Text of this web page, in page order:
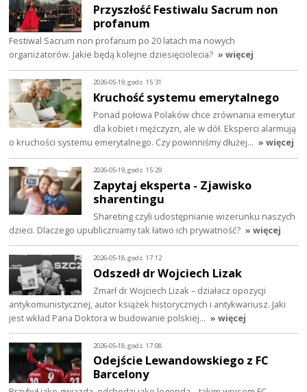
Przyszłość Festiwalu Sacrum non
profanum
Festiwal Sacrum non profanum po 20 latach ma nowych
organizatorów. Jakie będą kolejne dziesięciolecia? » więcej
2026-05-19, godz. 15:31
Kruchość systemu emerytalnego
Ponad połowa Polaków chce zrównania emerytur
dla kobiet i mężczyzn, ale w dół. Eksperci alarmują
o kruchości systemu emerytalnego. Czy powinniśmy dłużej… » więcej
2026-05-19, godz. 15:29
Zapytaj eksperta - Zjawisko
sharentingu
Shareting czyli udostępnianie wizerunku naszych
dzieci. Dlaczego upubliczniamy tak łatwo ich prywatność? » więcej
2026-05-18, godz. 17:12
Odszedł dr Wojciech Lizak
Zmarł dr Wojciech Lizak – działacz opozycji
antykomunistycznej, autor książek historycznych i antykwariusz. Jaki
jest wkład Pana Doktora w budowanie polskiej… » więcej
2026-05-18, godz. 17:08
Odejście Lewandowskiego z FC
Barcelony